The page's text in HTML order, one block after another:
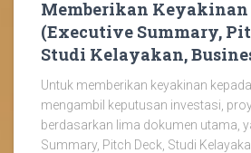
Memberikan
(Executive Summary,
Studi Kelayakan,
Untuk memberikan keyakinan
mengambil keputusan investasi,
berdasarkan lima dokumen utama,
Summary, Pitch Deck, Studi